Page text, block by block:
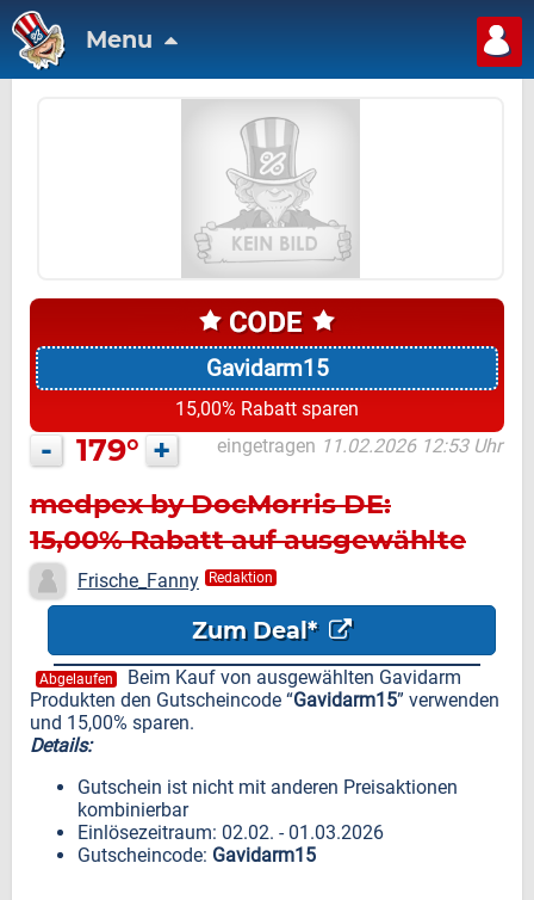
Menu
Gavidarm15
15,00% Rabatt sparen
- 179° + eingetragen 11.02.2026 12:53 Uhr
medpex by DocMorris DE:
15,00% Rabatt auf ausgewählte
Gavidarm Produkte
Frische_Fanny Redaktion
Zum Deal*
Abgelaufen
Beim Kauf von ausgewählten Gavidarm
Produkten den Gutscheincode “Gavidarm15” verwenden
und 15,00% sparen.
Details:
Gutschein ist nicht mit anderen Preisaktionen
kombinierbar
Einlösezeitraum: 02.02. - 01.03.2026
Gutscheincode: Gavidarm15